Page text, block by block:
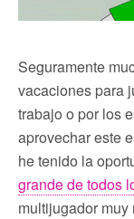
Seguramente
vacaciones para
trabajo o por los
aprovechar este
he tenido la
grande de todos
multijugador